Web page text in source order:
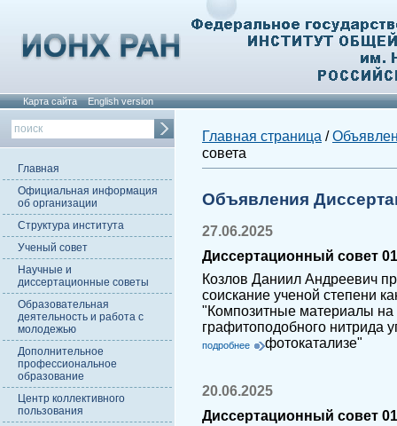
Карта сайта English version
Главная
Официальная информация
об организации
Структура института
Ученый совет
Научные и
диссертационные советы
Образовательная
деятельность и работа с
молодежью
Дополнительное
профессиональное
образование
Центр коллективного
пользования
Главная страница /
совета
Объявления
27.06.2025
Диссертационный совет
Козлов Даниил Андреевич
соискание ученой степени
"Композитные материалы
графитоподобного нитрида
фотокатализе"
подробнее
20.06.2025
Диссертационный совет